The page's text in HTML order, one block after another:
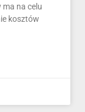
ma na celu
kosztów